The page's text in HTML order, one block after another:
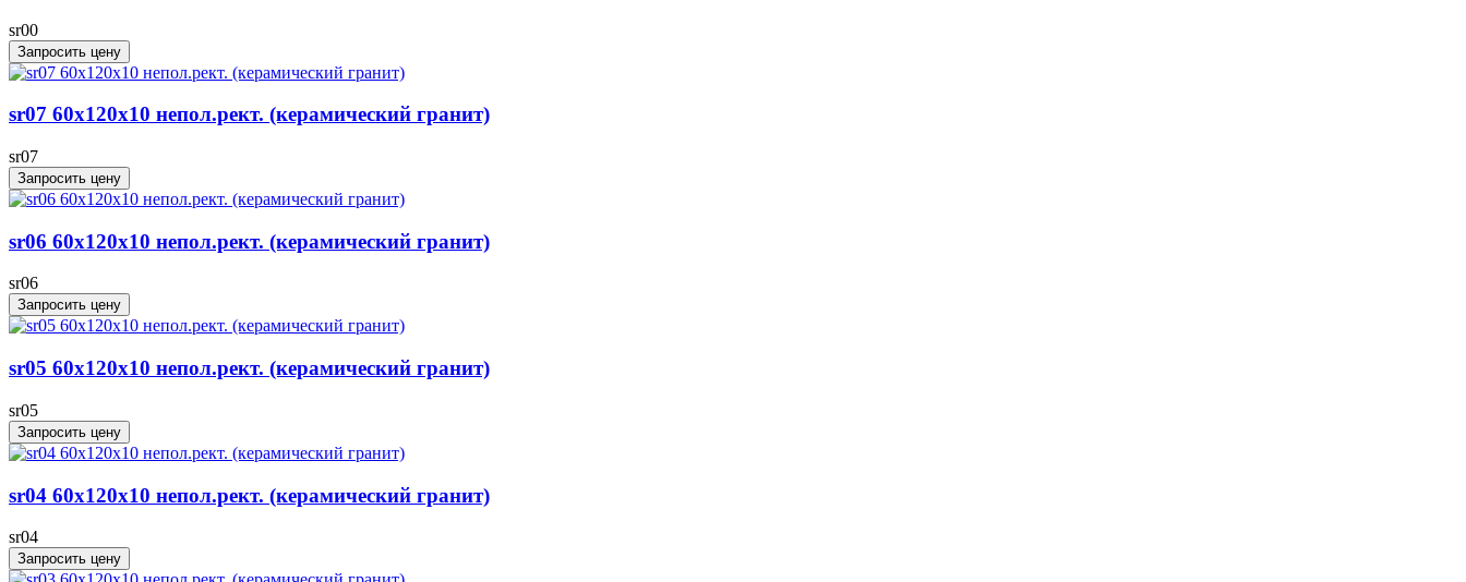
sr00
Запросить цену
sr07 60x120х10 непол.рект. (керамический гранит)
sr07
Запросить цену
sr06 60x120х10 непол.рект. (керамический гранит)
sr06
Запросить цену
sr05 60x120х10 непол.рект. (керамический гранит)
sr05
Запросить цену
sr04 60x120х10 непол.рект. (керамический гранит)
sr04
Запросить цену